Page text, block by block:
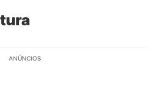
ANÚNCIOS